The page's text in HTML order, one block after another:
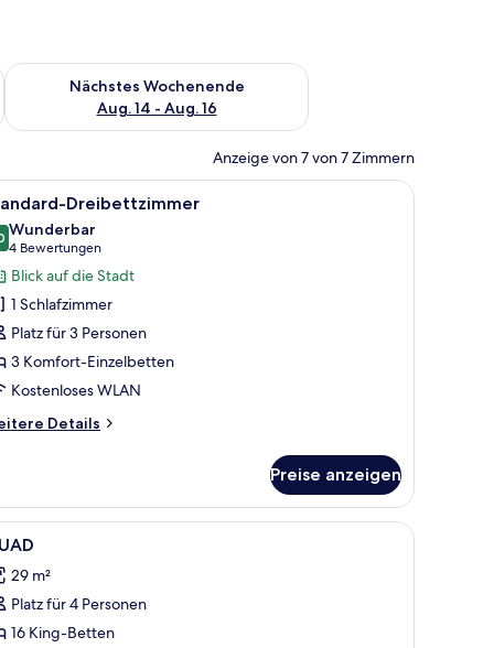
Aug. 7 - Aug. 9.
Nächstes Wochenende
Aug. 14 - Aug. 16
Überprüfe die Verfügbarkeit für nächstes Wochenende, Aug.
Anzeige von 7 von 7 Zimmern
Schreibtisch, einem Stuhl und einem Fernseher.Ein Hotelzimmer mit zwei Betten, einem
14 Dreibettzimmer
von 10
Wunderbar
4 Bewertungen
(4
Bewertungen)
Blick auf die Stadt
1 Schlafzimmer
Platz für 3 Personen
3 Komfort-Einzelbetten
Kostenloses WLAN
Details
Preise anzeigen
Zimmer, Bügeleisen/Bügelbrett Zimmersafe, Schreibtisch, schallisolierte
3
29 m²
Platz für 4 Personen
16 King-Betten